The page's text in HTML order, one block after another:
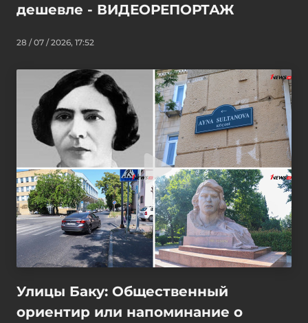
дешевле - ВИДЕОРЕПОРТАЖ
28 / 07 / 2026, 17:52
Улицы Баку: Общественный
ориентир или напоминание о